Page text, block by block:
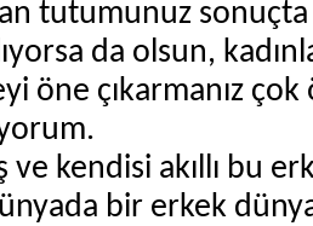
tutumunuz
da olsun,
öne çıkarmanız
kendisi akıllı bu
bir erkek